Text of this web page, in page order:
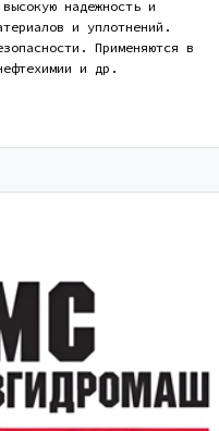
надежность и
и уплотнений.
Применяются в
и др.